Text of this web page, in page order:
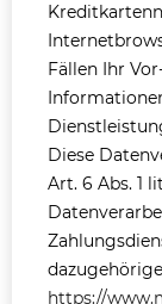
Fällen Ihr
Diese
Art. 6 Abs. 1
https://